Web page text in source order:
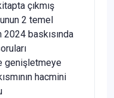
çıkmış
2 temel
baskısında
genişletmeye
hacmini